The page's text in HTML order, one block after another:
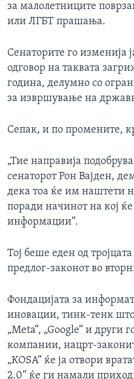
за малолетниците
или ЛГБТ прашања.
Сенаторите го изменија
одговор на таквата
година, делумно со
за извршување на
Сепак, и по промените,
„Тие направија
сенаторот Рон Вајден,
дека тоа ќе им наштети
поради начинот на кој
информации“.
Тој беше еден од
предлог-законот во
Фондацијата за
иновации, тинк-тенк што
„Meta“, „Google“ и други
компании, нацрт-
„KOSA“ ќе ја отвори
2.0“ ќе ги намали